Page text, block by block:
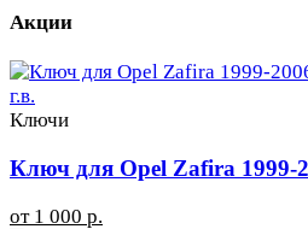
Акции
Ключи
Ключ для Opel Zafira 1999-
от 1 000 р.